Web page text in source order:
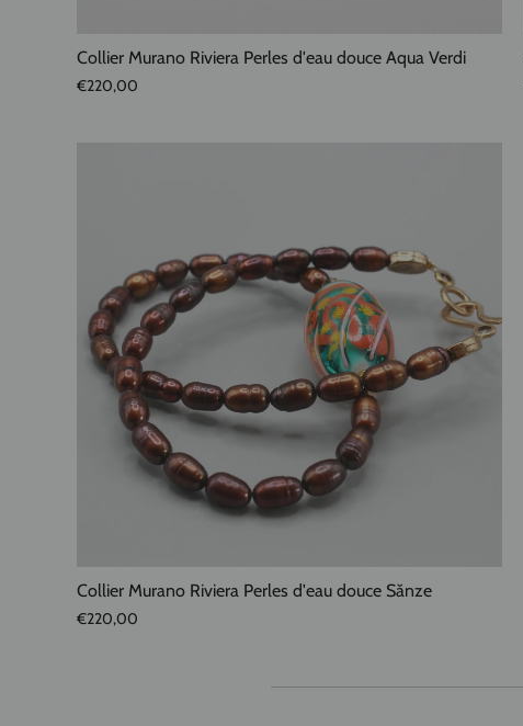
Collier Murano Riviera Perles d'eau douce Aqua Verdi
€220,00
Collier Murano Riviera Perles d'eau douce Sănze
€220,00